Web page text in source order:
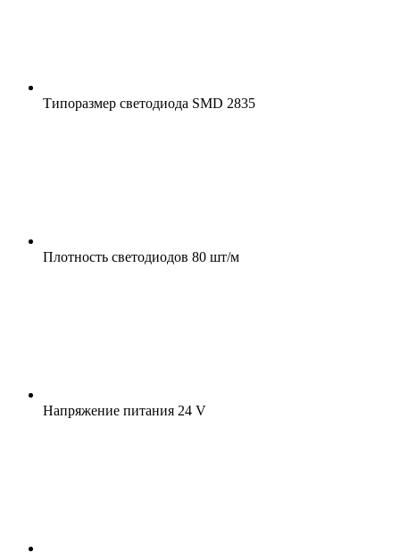
Типоразмер светодиода SMD 2835
Плотность светодиодов 80 шт/м
Напряжение питания 24 V